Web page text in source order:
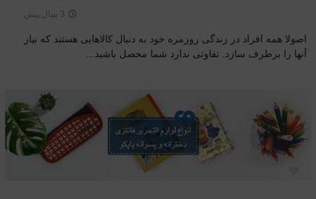
3 سال پیش
اصولا همه افراد در زندگی روزمره خود به دنبال کالاهایی هستند که نیاز
آنها را برطرف سازد. تفاوتی ندارد شما محصل باشید...